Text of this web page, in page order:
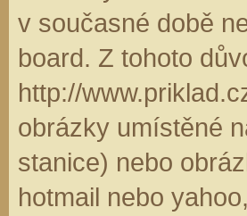
v současné době
board. Z tohoto
http://
obrázky umístěné
stanice) nebo
hotmail nebo